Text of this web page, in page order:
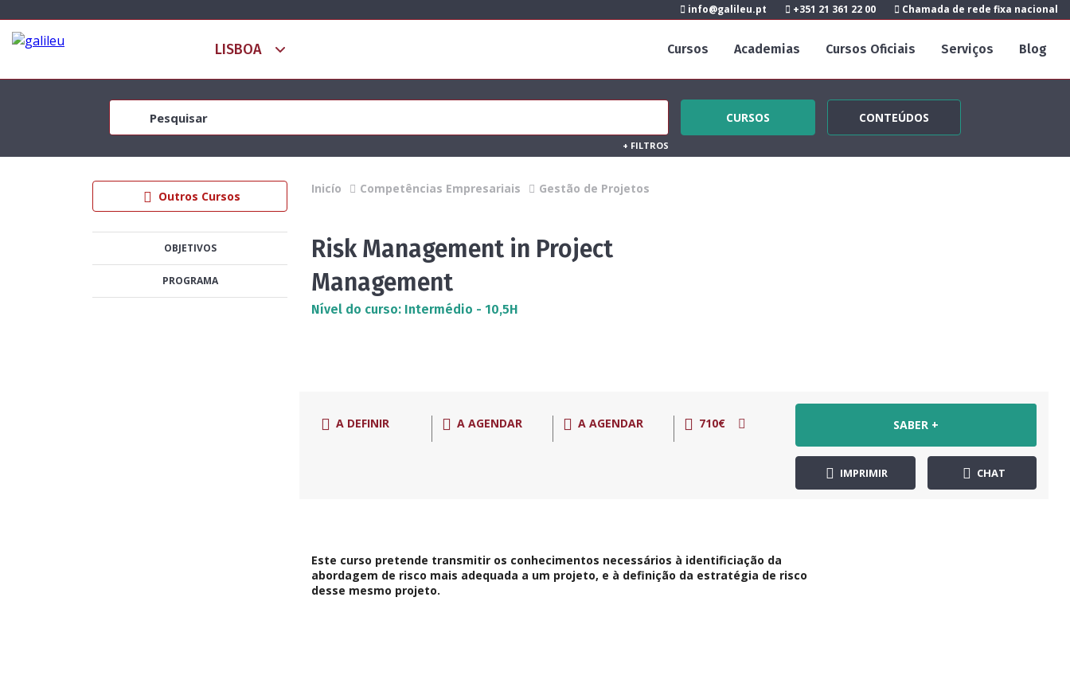
info@galileu.pt +351 21 361 22 00 Chamada de rede fixa nacional
Cursos Academias Cursos Oficiais Serviços Blog
CURSOS CONTEÚDOS
+ FILTROS
Outros Cursos
OBJETIVOS
PROGRAMA
Inicío Competências Empresariais Gestão de Projetos
Risk Management in Project
Management
Nível do curso: Intermédio - 10,5H
A DEFINIR A AGENDAR A AGENDAR 710€ SABER +
IMPRIMIR CHAT
Este curso pretende transmitir os conhecimentos necessários à identificiação da
abordagem de risco mais adequada a um projeto, e à definição da estratégia de risco
desse mesmo projeto.